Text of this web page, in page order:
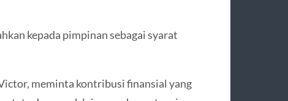
kepada pimpinan sebagai syarat
meminta kontribusi finansial yang